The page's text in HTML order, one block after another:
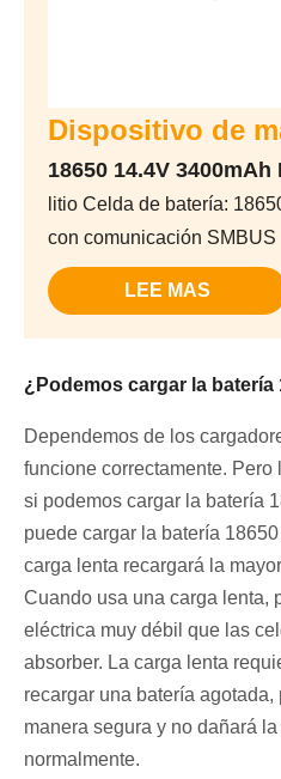
Dispositivo de
18650 14.4V
litio Celda de batería:
con comunicación SMBUS
LEE MAS
¿Podemos cargar la batería
Dependemos de los
funcione correctamente.
si podemos cargar la batería
puede cargar la batería
carga lenta recargará la
Cuando usa una carga lenta,
eléctrica muy débil que las
absorber. La carga lenta
recargar una batería
manera segura y no dañará
normalmente.